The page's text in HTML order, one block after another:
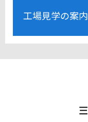
工場見学の案内